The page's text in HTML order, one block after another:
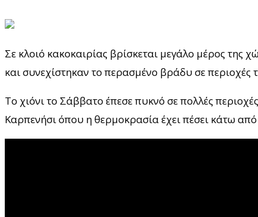
Σε κλοιό κακοκαιρίας βρίσκεται μεγάλο μέρος της
και συνεχίστηκαν το περασμένο βράδυ σε περιοχές
Το χιόνι το Σάββατο έπεσε πυκνό σε πολλές
Καρπενήσι όπου η θερμοκρασία έχει πέσει κάτω